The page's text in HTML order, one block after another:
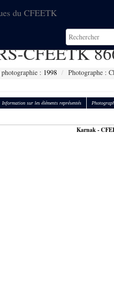
du CFEETK
CFEETK
: 1998 Photographe :
Information sur les éléments représentés